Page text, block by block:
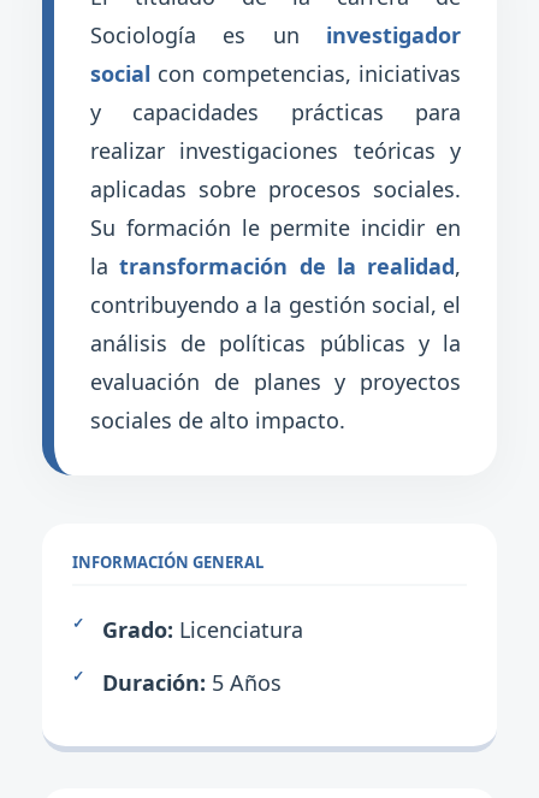
Sociología es un investigador
social con competencias, iniciativas
y capacidades prácticas para
realizar investigaciones teóricas y
aplicadas sobre procesos sociales.
Su formación le permite incidir en
latransformación de la realidad,
contribuyendo a la gestión social, el
análisis de políticas públicas y la
evaluación de planes y proyectos
sociales de alto impacto.
INFORMACIÓN GENERAL
Grado: Licenciatura
Duración: 5 Años